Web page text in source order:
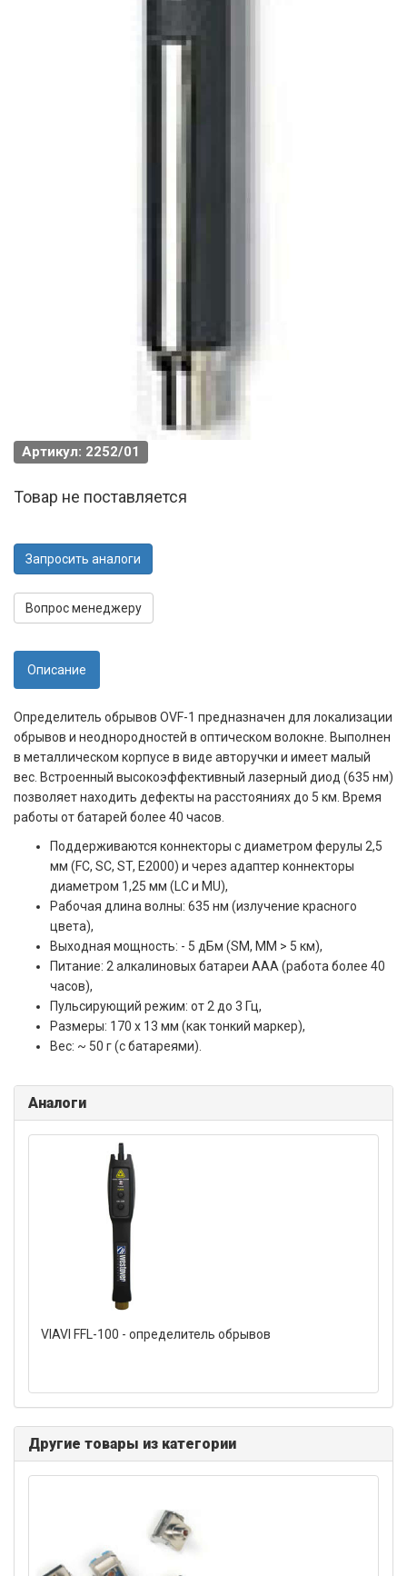
Артикул: 2252/01
Товар не поставляется
Запросить аналоги
Вопрос менеджеру
Описание
Определитель обрывов OVF-1 предназначен для локализации
обрывов и неоднородностей в оптическом волокне. Выполнен
в металлическом корпусе в виде авторучки и имеет малый
вес. Встроенный высокоэффективный лазерный диод (635 нм)
позволяет находить дефекты на расстояниях до 5 км. Время
работы от батарей более 40 часов.
Поддерживаются коннекторы с диаметром ферулы 2,5
мм (FC, SC, ST, E2000) и через адаптер коннекторы
диаметром 1,25 мм (LC и MU),
Рабочая длина волны: 635 нм (излучение красного
цвета),
Выходная мощность: - 5 дБм (SM, MM > 5 км),
Питание: 2 алкалиновых батареи ААА (работа более 40
часов),
Пульсирующий режим: от 2 до 3 Гц,
Размеры: 170 х 13 мм (как тонкий маркер),
Вес: ~ 50 г (с батареями).
Аналоги
VIAVI FFL-100 - определитель обрывов
Другие товары из категории